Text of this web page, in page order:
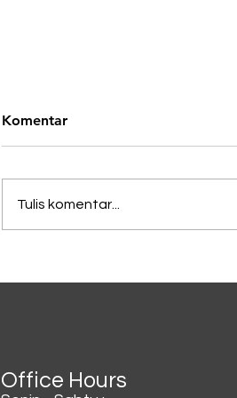
Dicampur Irisan Daun
Komentar
Tulis komentar...
Office Hours